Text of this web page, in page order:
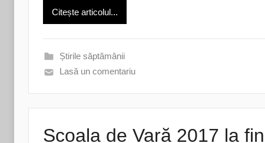
Citește articolul...
Știrile săptămânii
Lasă un comentariu
Școala de Vară 2017 la